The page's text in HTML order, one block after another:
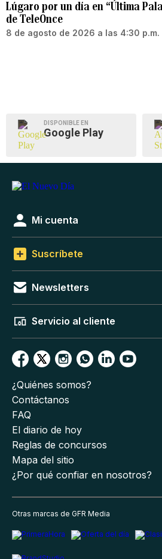
Lúgaro por un día en “Última
de TeleOnce
8 de agosto de 2026 a las 4:30 p.m.
DISPONIBLE EN
Google Play
Mi cuenta
Suscríbete
Newsletters
Servicio al cliente
¿Quiénes somos?
Contáctanos
FAQ
El diario de hoy
Reglas de concursos
Mapa del sitio
¿Por qué confiar en nosotros?
Otras marcas de GFR Media